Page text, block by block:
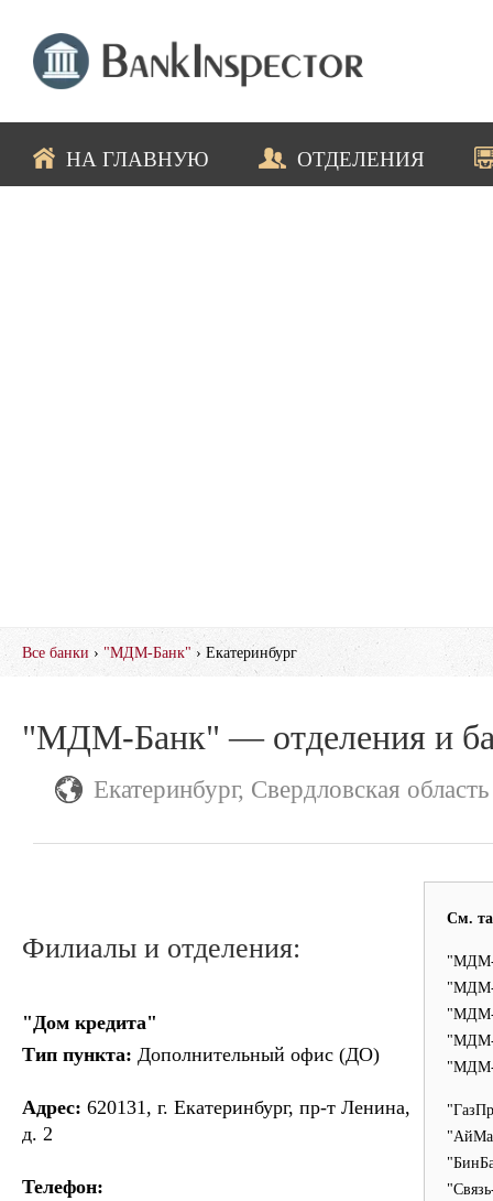
НА ГЛАВНУЮ ОТДЕЛЕНИЯ
Все банки › "МДМ-Банк" › Екатеринбург
"МДМ-Банк" — отделения и
Екатеринбург, Свердловская область
См.
"МДМ-
"МДМ-
"МДМ-
"МДМ-
"МДМ-
Филиалы и отделения:
"Дом кредита"
Тип пункта: Дополнительный офис (ДО)
Адрес: 620131, г. Екатеринбург, пр-т Ленина,
д. 2
Телефон: